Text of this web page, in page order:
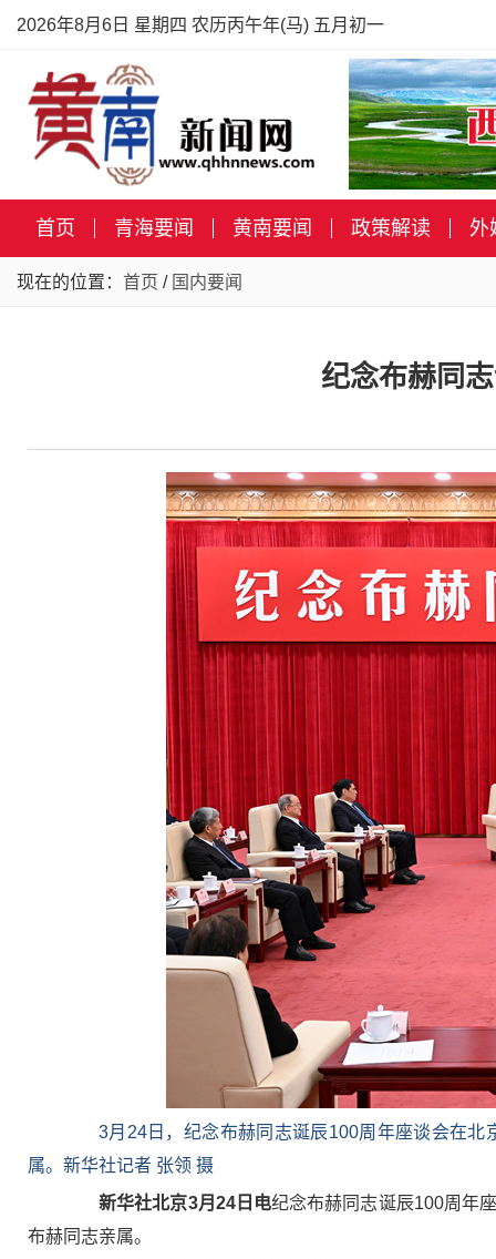
2026年8月6日 星期四 农历丙午年(马) 五月初一
首页 青海要闻 黄南要闻 政策解读 外
现在的位置： 首页 / 国内要闻
纪念布赫同
3月24日，纪念布赫同志诞辰100周年座谈会在
属。新华社记者 张领 摄
新华社北京3月24日电纪念布赫同志诞辰100周年
布赫同志亲属。